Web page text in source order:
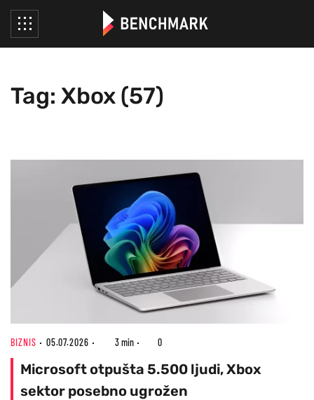
Tag: Xbox (57)
BIZNIS 05.07.2026 3 min 0
Microsoft otpušta 5.500 ljudi, Xbox
sektor posebno ugrožen